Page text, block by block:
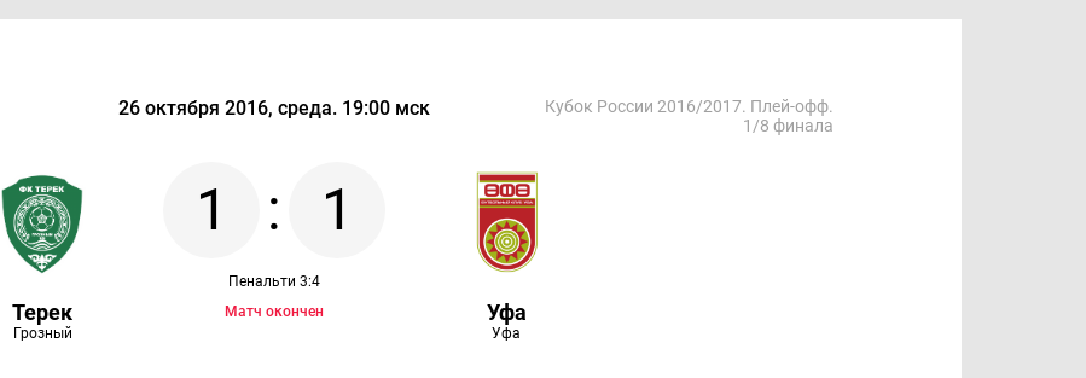
26 октября 2016, среда. 19:00 мск
Кубок России 2016/2017. Плей-офф.
1/8 финала
Терек
Грозный
1 : 1
Пенальти 3:4
Матч окончен
Уфа
Уфа